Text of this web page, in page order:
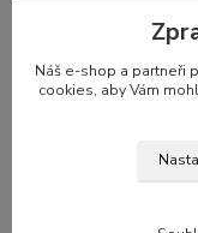
Parametry
Výrobce/dovozce
Náš e-shop a partneři
cookies, aby Vám